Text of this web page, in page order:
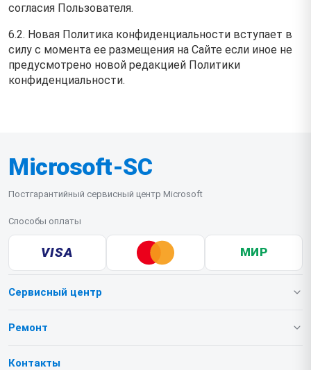
согласия Пользователя.
6.2. Новая Политика конфиденциальности вступает в
силу с момента ее размещения на Сайте если иное не
предусмотрено новой редакцией Политики
конфиденциальности.
Microsoft-SC
Постгарантийный сервисный центр Microsoft
Способы оплаты
VISA МИР
Сервисный центр
О нашем сервисе
Ремонт
Игровых приставок
Контакты